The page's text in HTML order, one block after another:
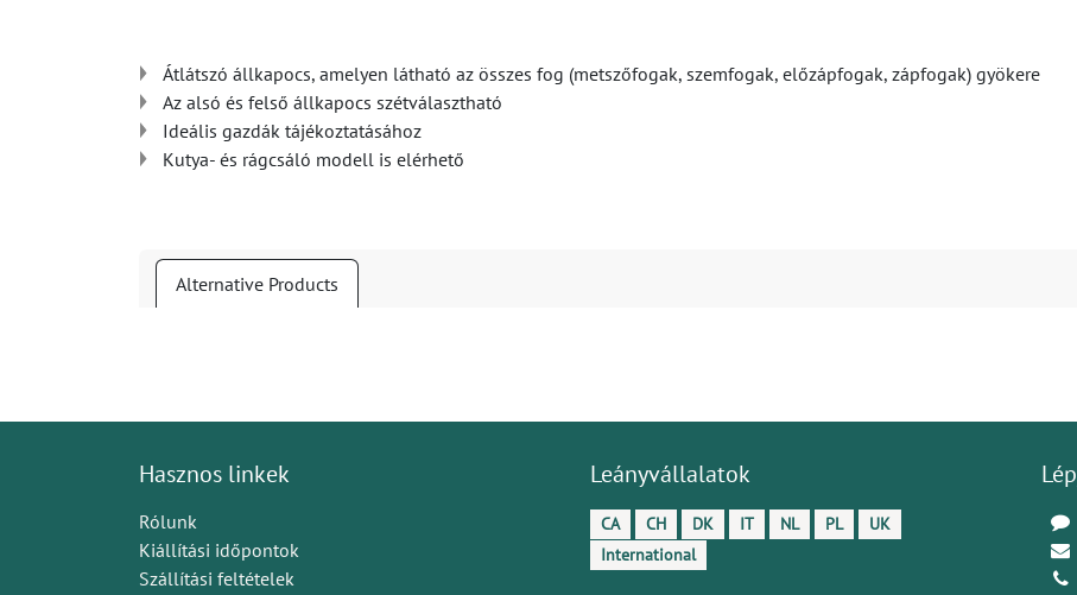
Átlátszó állkapocs, amelyen látható az összes fog (metszőfogak, szemfogak, előzápfogak, zápfogak) gyökere
Az alsó és felső állkapocs szétválasztható
Ideális gazdák tájékoztatásához
Kutya- és rágcsáló modell is elérhető
Alternative Products
Hasznos linkek
Rólunk
Kiállítási időpontok
Szállítási feltételek
Leányvállalatok
CA CH DK IT NL PL
UK
International